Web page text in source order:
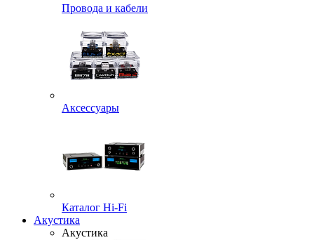
Провода и кабели
Аксессуары
Каталог Hi-Fi
Акустика
Акустика